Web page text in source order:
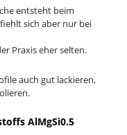
entsteht beim
sich aber nur bei
Praxis eher selten.
auch gut lackieren,
AlMgSi0.5